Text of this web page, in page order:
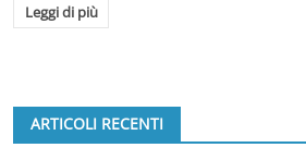
Leggi di più
ARTICOLI RECENTI